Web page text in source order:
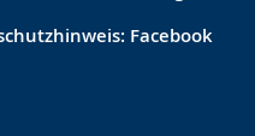
Facebook